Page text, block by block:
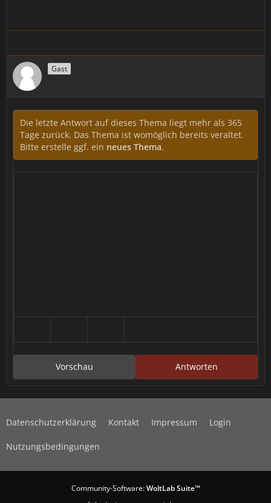
Gast
Die letzte Antwort auf dieses Thema liegt mehr als 365
Tage zurück. Das Thema ist womöglich bereits veraltet.
Bitte erstelle ggf. ein neues Thema.
Antworten
Vorschau
Datenschutzerklärung Kontakt Impressum Login
Nutzungsbedingungen
Community-Software:WoltLab Suite™